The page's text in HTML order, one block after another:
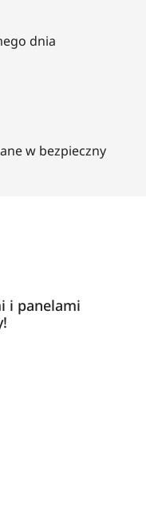
dnia
w bezpieczny
i panelami